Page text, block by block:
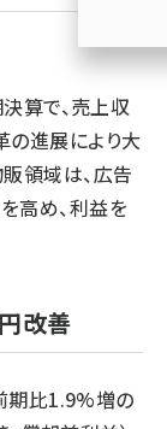
算で、売上収
の進展により大
領域は、広告
高め、利益を
改善
期比1.9%増の
参